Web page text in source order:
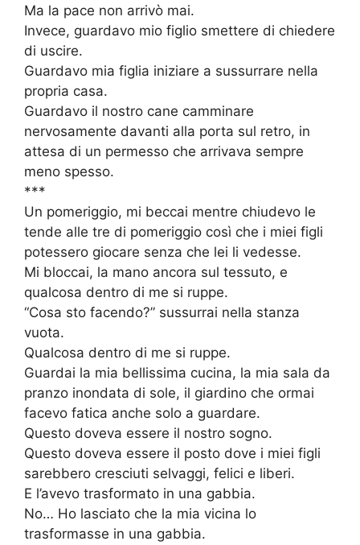
Ma la pace non arrivò mai.
Invece, guardavo mio figlio smettere di chiedere
di uscire.
Guardavo mia figlia iniziare a sussurrare nella
propria casa.
Guardavo il nostro cane camminare
nervosamente davanti alla porta sul retro, in
attesa di un permesso che arrivava sempre
meno spesso.
***
Un pomeriggio, mi beccai mentre chiudevo le
tende alle tre di pomeriggio così che i miei figli
potessero giocare senza che lei li vedesse.
Mi bloccai, la mano ancora sul tessuto, e
qualcosa dentro di me si ruppe.
“Cosa sto facendo?” sussurrai nella stanza
vuota.
Qualcosa dentro di me si ruppe.
Guardai la mia bellissima cucina, la mia sala da
pranzo inondata di sole, il giardino che ormai
facevo fatica anche solo a guardare.
Questo doveva essere il nostro sogno.
Questo doveva essere il posto dove i miei figli
sarebbero cresciuti selvaggi, felici e liberi.
E l’avevo trasformato in una gabbia.
No… Ho lasciato che la mia vicina lo
trasformasse in una gabbia.